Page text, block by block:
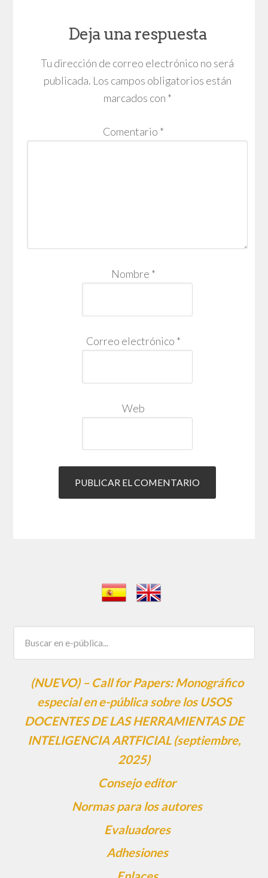
Deja una respuesta
Tu dirección de correo electrónico no será
publicada. Los campos obligatorios están
marcados con *
Comentario *
Nombre *
Correo electrónico *
Web
(NUEVO) – Call for Papers: Monográfico
especial en e-pública sobre los USOS
DOCENTES DE LAS HERRAMIENTAS DE
INTELIGENCIA ARTFICIAL (septiembre,
2025)
Consejo editor
Normas para los autores
Evaluadores
Adhesiones